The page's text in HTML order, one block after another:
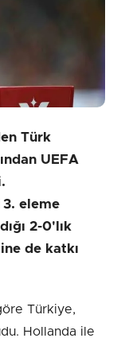
Türk
UEFA
eleme
2-0'lık
de katkı
Türkiye,
Hollanda ile